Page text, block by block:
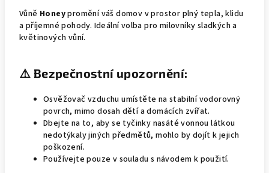
Vůně Honeypromění váš domov v prostor plný tepla, klidu
a příjemné pohody. Ideální volba pro milovníky sladkých a
květinových vůní.
⚠️ Bezpečnostní upozornění:
Osvěžovač vzduchu umístěte na stabilní vodorovný
povrch, mimo dosah dětí a domácích zvířat.
Dbejte na to, aby se tyčinky nasáté vonnou látkou
nedotýkaly jiných předmětů, mohlo by dojít k jejich
poškození.
Používejte pouze v souladu s návodem k použití.